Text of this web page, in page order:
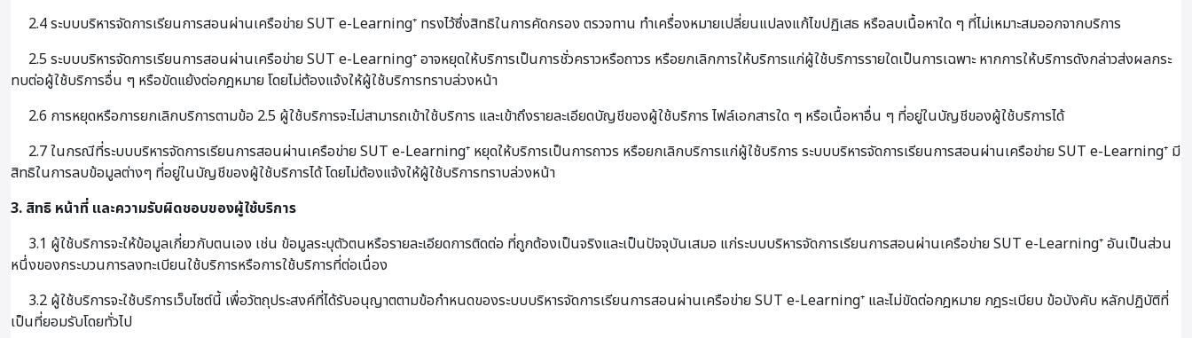
2.4 ระบบบริหารจัดการเรียนการสอนผ่านเครือข่าย SUT e-Learning⁺ ทรงไว้ซึ่งสิทธิในการคัดกรอง ตรวจทาน ทำเครื่องหมายเปลี่ยนแปลงแก้ไขปฏิเสธ หรือลบเนื้อหาใด ๆ ที่ไม่เหมาะสมออกจากบริการ
2.5 ระบบบริหารจัดการเรียนการสอนผ่านเครือข่าย SUT e-Learning⁺ อาจหยุดให้บริการเป็นการชั่วคราวหรือถาวร หรือยกเลิกการให้บริการแก่ผู้ใช้บริการรายใดเป็นการเฉพาะ หากการให้บริการดังกล่าวส่งผลกระ
ทบต่อผู้ใช้บริการอื่น ๆ หรือขัดแย้งต่อกฎหมาย โดยไม่ต้องแจ้งให้ผู้ใช้บริการทราบล่วงหน้า
2.6 การหยุดหรือการยกเลิกบริการตามข้อ 2.5 ผู้ใช้บริการจะไม่สามารถเข้าใช้บริการ และเข้าถึงรายละเอียดบัญชีของผู้ใช้บริการ ไฟล์เอกสารใด ๆ หรือเนื้อหาอื่น ๆ ที่อยู่ในบัญชีของผู้ใช้บริการได้
2.7 ในกรณีที่ระบบบริหารจัดการเรียนการสอนผ่านเครือข่าย SUT e-Learning⁺ หยุดให้บริการเป็นการถาวร หรือยกเลิกบริการแก่ผู้ใช้บริการ ระบบบริหารจัดการเรียนการสอนผ่านเครือข่าย SUT e-Learning⁺ มี
สิทธิในการลบข้อมูลต่างๆ ที่อยู่ในบัญชีของผู้ใช้บริการได้ โดยไม่ต้องแจ้งให้ผู้ใช้บริการทราบล่วงหน้า
3. สิทธิ หน้าที่ และความรับผิดชอบของผู้ใช้บริการ
3.1 ผู้ใช้บริการจะให้ข้อมูลเกี่ยวกับตนเอง เช่น ข้อมูลระบุตัวตนหรือรายละเอียดการติดต่อ ที่ถูกต้องเป็นจริงและเป็นปัจจุบันเสมอ แก่ระบบบริหารจัดการเรียนการสอนผ่านเครือข่าย SUT e-Learning⁺ อันเป็นส่วน
หนึ่งของกระบวนการลงทะเบียนใช้บริการหรือการใช้บริการที่ต่อเนื่อง
3.2 ผู้ใช้บริการจะใช้บริการเว็บไซต์นี้ เพื่อวัตถุประสงค์ที่ได้รับอนุญาตตามข้อกำหนดของระบบบริหารจัดการเรียนการสอนผ่านเครือข่าย SUT e-Learning⁺ และไม่ขัดต่อกฎหมาย กฎระเบียบ ข้อบังคับ หลักปฏิบัติที่
เป็นที่ยอมรับโดยทั่วไป